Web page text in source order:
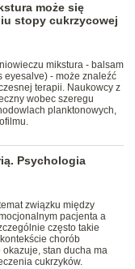
może się
stopy cukrzycowej
mikstura - balsam
eyesalve) - może znaleźć
terapii. Naukowcy z
wobec szeregu
planktonowych,
Psychologia
związku między
pacjenta a
często takie
chorób
stan ducha ma
cukrzyków.